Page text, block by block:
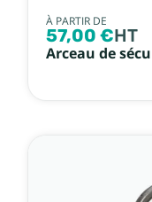
À PARTIR DE
57,00 €HT
Arceau de